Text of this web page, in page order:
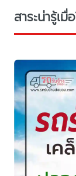
สาระน่ารู้เ